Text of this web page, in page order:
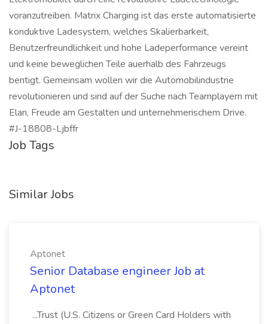
voranzutreiben. Matrix Charging ist das erste automatisierte
konduktive Ladesystem, welches Skalierbarkeit,
Benutzerfreundlichkeit und hohe Ladeperformance vereint
und keine beweglichen Teile auerhalb des Fahrzeugs
bentigt. Gemeinsam wollen wir die Automobilindustrie
revolutionieren und sind auf der Suche nach Teamplayern mit
Elan, Freude am Gestalten und unternehmerischem Drive.
#J-18808-Ljbffr
Job Tags
Similar Jobs
Aptonet
Senior Database engineer Job at
Aptonet
...Trust (U.S. Citizens or Green Card Holders with